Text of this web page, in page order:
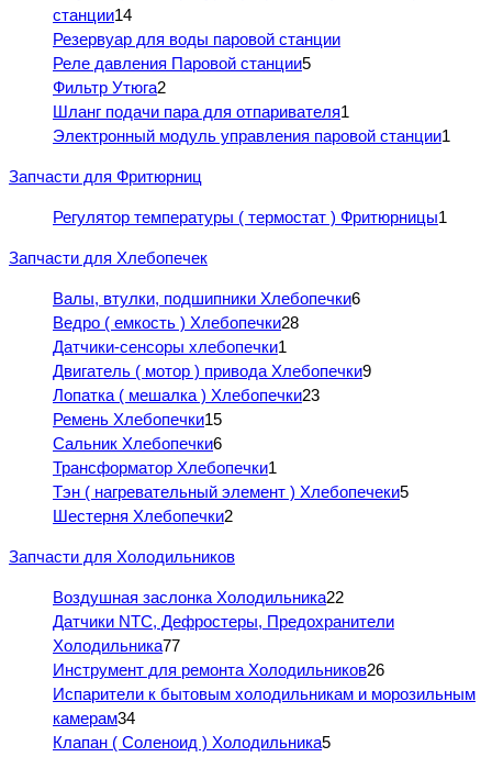
станции14
Резервуар для воды паровой станции
Реле давления Паровой станции5
Фильтр Утюга2
Шланг подачи пара для отпаривателя1
Электронный модуль управления паровой станции1
Запчасти для Фритюрниц
Регулятор температуры ( термостат ) Фритюрницы1
Запчасти для Хлебопечек
Валы, втулки, подшипники Хлебопечки6
Ведро ( емкость ) Хлебопечки28
Датчики-сенсоры хлебопечки1
Двигатель ( мотор ) привода Хлебопечки9
Лопатка ( мешалка ) Хлебопечки23
Ремень Хлебопечки15
Сальник Хлебопечки6
Трансформатор Хлебопечки1
Тэн ( нагревательный элемент ) Хлебопечеки5
Шестерня Хлебопечки2
Запчасти для Холодильников
Воздушная заслонка Холодильника22
Датчики NTC, Дефростеры, Предохранители
Холодильника77
Инструмент для ремонта Холодильников26
Испарители к бытовым холодильникам и морозильным
камерам34
Клапан ( Соленоид ) Холодильника5